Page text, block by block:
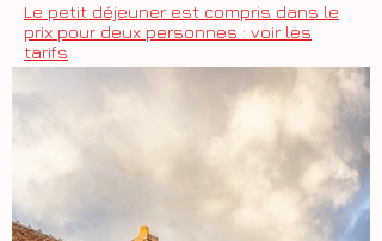
Le petit déjeuner est compris dans le
prix pour deux personnes : voir les
tarifs